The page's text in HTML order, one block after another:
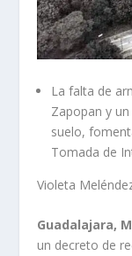
La falta de
Zapopan y
suelo,
Tomada de
Violeta
Guadalajara,
un decreto de